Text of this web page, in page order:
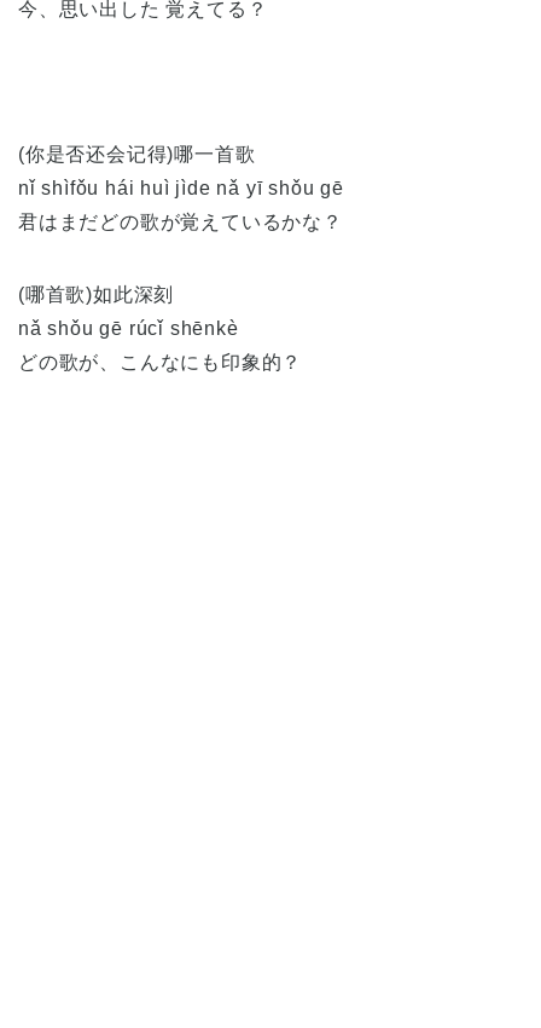
今、思い出した 覚えてる？
(你是否还会记得)哪一首歌
nǐ shìfǒu hái huì jìde nǎ yī shǒu gē
君はまだどの歌が覚えているかな？
(哪首歌)如此深刻
nǎ shǒu gē rúcǐ shēnkè
どの歌が、こんなにも印象的？